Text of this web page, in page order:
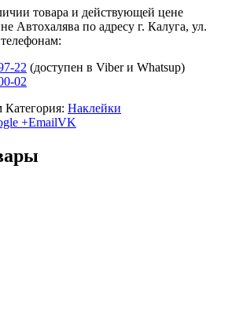
товара и действующей цене
Автохалява по адресу г. Калуга, ул.
22 (доступен в Viber и Whatsup)
02
Категория: Наклейки
+EmailVK